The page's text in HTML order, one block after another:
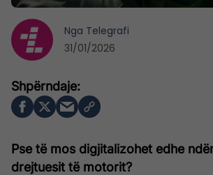
Pse të mos digjitalizohet edhe
drejtuesit të motorit?
Nga Telegrafi
31/01/2026